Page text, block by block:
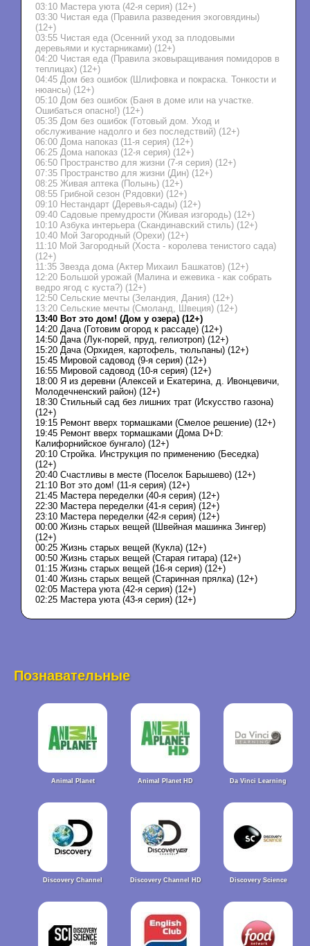
03:10 Мастера уюта (42-я серия) (12+)
03:30 Чистая еда (Правила разведения экоговядины)
(12+)
03:55 Чистая еда (Осенний уход за плодовыми
деревьями и кустарниками) (12+)
04:20 Чистая еда (Правила эковыращивания помидоров в
теплицах) (12+)
04:45 Дом без ошибок (Шлифовка и покраска. Тонкости и
нюансы) (12+)
05:10 Дом без ошибок (Баня в доме или на участке.
Ошибаться опасно!) (12+)
05:35 Дом без ошибок (Готовый дом. Уход и
обслуживание надолго и без последствий) (12+)
06:00 Дома напоказ (11-я серия) (12+)
06:25 Дома напоказ (12-я серия) (12+)
06:50 Пространство для жизни (7-я серия) (12+)
07:35 Пространство для жизни (Дин) (12+)
08:25 Живая аптека (Полынь) (12+)
08:55 Грибной сезон (Рядовки) (12+)
09:10 Нестандарт (Деревья-сады) (12+)
09:40 Садовые премудрости (Живая изгородь) (12+)
10:10 Азбука интерьера (Скандинавский стиль) (12+)
10:40 Мой Загородный (Орехи) (12+)
11:10 Мой Загородный (Хоста - королева тенистого сада)
(12+)
11:35 Звезда дома (Актер Михаил Башкатов) (12+)
12:20 Большой урожай (Малина и ежевика - как собрать
ведро ягод с куста?) (12+)
12:50 Сельские мечты (Зеландия, Дания) (12+)
13:20 Сельские мечты (Смоланд, Швеция) (12+)
13:40 Вот это дом! (Дом у озера) (12+)
14:20 Дача (Готовим огород к рассаде) (12+)
14:50 Дача (Лук-порей, пруд, гелиотроп) (12+)
15:20 Дача (Орхидея, картофель, тюльпаны) (12+)
15:45 Мировой садовод (9-я серия) (12+)
16:55 Мировой садовод (10-я серия) (12+)
18:00 Я из деревни (Алексей и Екатерина, д. Ивонцевичи,
Молодечненский район) (12+)
18:30 Стильный сад без лишних трат (Искусство газона)
(12+)
19:15 Ремонт вверх тормашками (Смелое решение) (12+)
19:45 Ремонт вверх тормашками (Дома D+D:
Калифорнийское бунгало) (12+)
20:10 Стройка. Инструкция по применению (Беседка)
(12+)
20:40 Счастливы в месте (Поселок Барышево) (12+)
21:10 Вот это дом! (11-я серия) (12+)
21:45 Мастера переделки (40-я серия) (12+)
22:30 Мастера переделки (41-я серия) (12+)
23:10 Мастера переделки (42-я серия) (12+)
00:00 Жизнь старых вещей (Швейная машинка Зингер)
(12+)
00:25 Жизнь старых вещей (Кукла) (12+)
00:50 Жизнь старых вещей (Старая гитара) (12+)
01:15 Жизнь старых вещей (16-я серия) (12+)
01:40 Жизнь старых вещей (Старинная прялка) (12+)
02:05 Мастера уюта (42-я серия) (12+)
02:25 Мастера уюта (43-я серия) (12+)
Познавательные
Animal Planet Animal Planet HD Da Vinci Learning
Discovery Channel Discovery Channel HD Discovery Science